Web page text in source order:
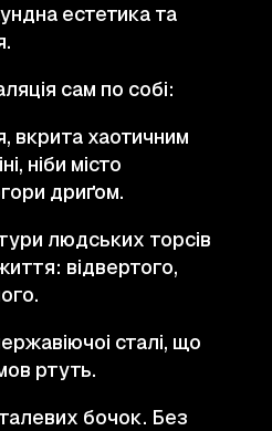
естетика та
сам по собі:
вкрита хаотичним
ніби місто
дриґом.
людських торсів
відвертого,
сталі, що
ртуть.
бочок. Без